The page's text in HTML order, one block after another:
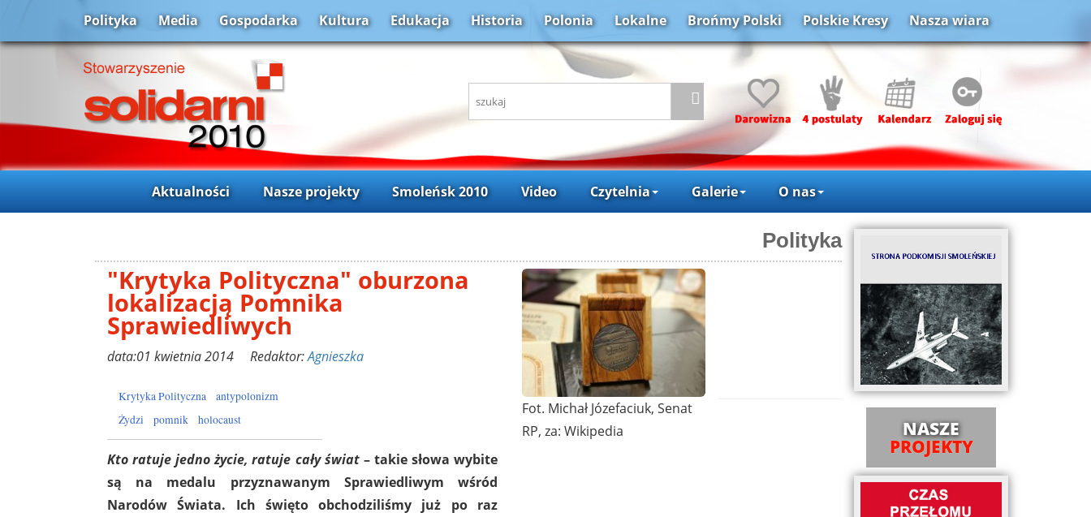
Polityka Media Gospodarka Kultura Edukacja Historia Polonia Lokalne Brońmy Polski Polskie Kresy Nasza wiara
Aktualności Nasze projekty Smoleńsk 2010 Video Czytelnia Galerie O nas
Polityka
"Krytyka Polityczna" oburzona
lokalizacją Pomnika
Sprawiedliwych
data:01 kwietnia 2014 Redaktor:Agnieszka
Krytyka Polityczna
antypolonizm
Żydzi
pomnik holocaust
Kto ratuje jedno życie, ratuje cały świat– takie słowa wybite
są na medalu przyznawanym Sprawiedliwym wśród
Narodów Świata. Ich święto obchodziliśmy już po raz
Fot. Michał Józefaciuk, Senat
RP, za: Wikipedia
NASZE
PROJEKTY